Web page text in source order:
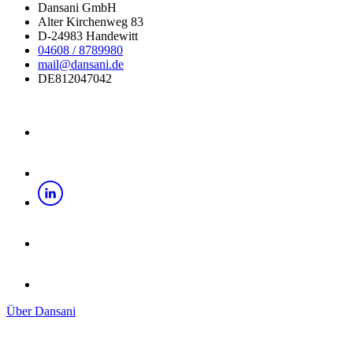
Dansani GmbH
Alter Kirchenweg 83
D-24983 Handewitt
04608 / 8789980
mail@dansani.de
DE812047042
Über Dansani